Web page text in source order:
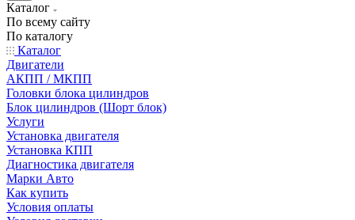
Каталог
По всему сайту
По каталогу
Каталог
Двигатели
АКПП / МКПП
Головки блока цилиндров
Блок цилиндров (Шорт блок)
Услуги
Установка двигателя
Установка КПП
Диагностика двигателя
Марки Авто
Как купить
Условия оплаты